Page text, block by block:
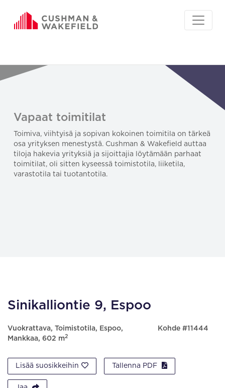
Vapaat toimitilat
Toimiva, viihtyisä ja sopivan kokoinen toimitila on tärkeä
osa yrityksen menestystä. Cushman & Wakefield auttaa
tiloja hakevia yrityksiä ja sijoittajia löytämään parhaat
toimitilat, oli sitten kyseessä toimistotila, liiketila,
varastotila tai tuotantotila.
Sinikalliontie 9, Espoo
Vuokrattava, Toimistotila, Espoo,
Mankkaa, 602 m2
Kohde #11444
Lisää suosikkeihin Tallenna PDF